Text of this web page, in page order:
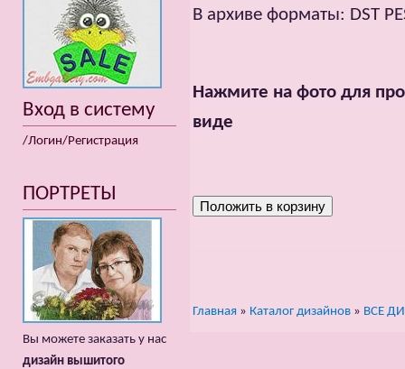
В архиве форматы: DST
Нажмите на фото для
виде
Главная » Каталог дизайнов » ВСЕ
Вход в систему
/Логин/Регистрация
ПОРТРЕТЫ
Вы можете заказать у нас
дизайн вышитого